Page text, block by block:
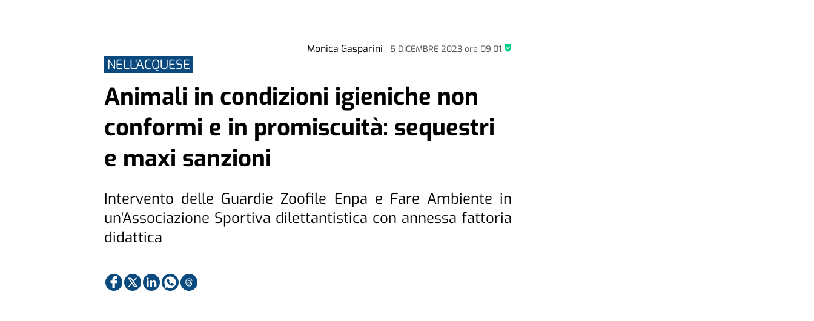
Monica Gasparini 5 DICEMBRE 2023ore 09:01
NELL'ACQUESE
Animali in condizioni igieniche non
conformi e in promiscuità: sequestri
e maxi sanzioni
Intervento delle Guardie Zoofile Enpa e Fare Ambiente in
un'Associazione Sportiva dilettantistica con annessa fattoria
didattica